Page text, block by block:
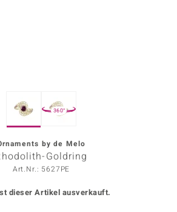
360°
by de Melo
Goldring
Art.Nr.: 5627PE
dieser Artikel ausverkauft.